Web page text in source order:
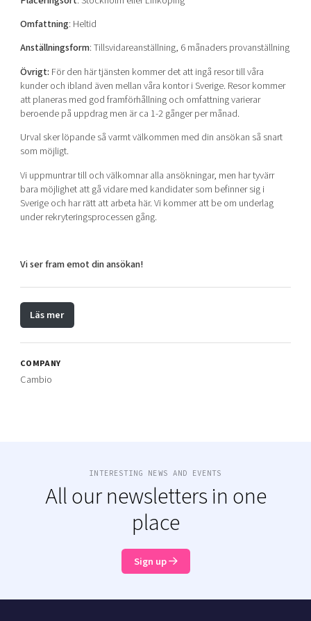
Omfattning: Heltid
Anställningsform:Tillsvidareanställning, 6 månaders provanställning
Övrigt: För den här tjänsten kommer det att ingå resor till våra
kunder och ibland även mellan våra kontor i Sverige. Resor kommer
att planeras med god framförhållning och omfattning varierar
beroende på uppdrag men är ca 1-2 gånger per månad.
Urval sker löpande så varmt välkommen med din ansökan så snart
som möjligt.
Vi uppmuntrar till och välkomnar alla ansökningar, men har tyvärr
bara möjlighet att gå vidare med kandidater som befinner sig i
Sverige och har rätt att arbeta här. Vi kommer att be om underlag
under rekryteringsprocessen gång.
Vi ser fram emot din ansökan!
Läs mer
COMPANY
Cambio
INTERESTING NEWS AND EVENTS
All our newsletters in one
place
Sign up